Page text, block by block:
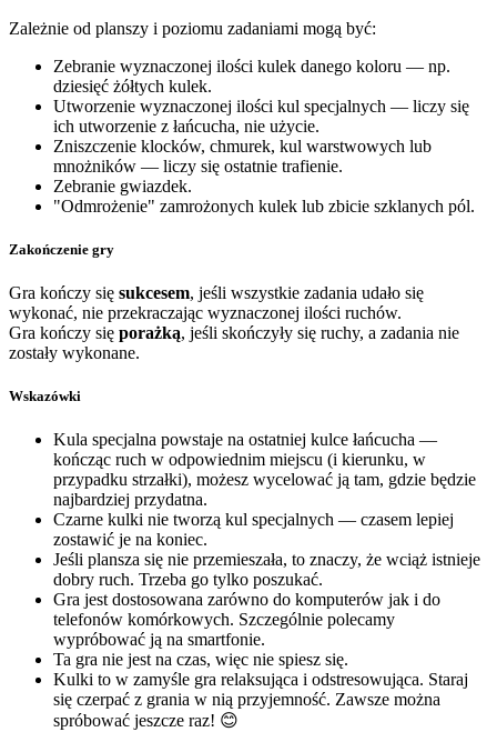
Zależnie od planszy i poziomu zadaniami mogą być:
Zebranie wyznaczonej ilości kulek danego koloru — np.
dziesięć żółtych kulek.
Utworzenie wyznaczonej ilości kul specjalnych — liczy się
ich utworzenie z łańcucha, nie użycie.
Zniszczenie klocków, chmurek, kul warstwowych lub
mnożników — liczy się ostatnie trafienie.
Zebranie gwiazdek.
"Odmrożenie" zamrożonych kulek lub zbicie szklanych pól.
Zakończenie gry
Gra kończy się sukcesem, jeśli wszystkie zadania udało się
wykonać, nie przekraczając wyznaczonej ilości ruchów.
Gra kończy się porażką, jeśli skończyły się ruchy, a zadania nie
zostały wykonane.
Wskazówki
Kula specjalna powstaje na ostatniej kulce łańcucha —
kończąc ruch w odpowiednim miejscu (i kierunku, w
przypadku strzałki), możesz wycelować ją tam, gdzie będzie
najbardziej przydatna.
Czarne kulki nie tworzą kul specjalnych — czasem lepiej
zostawić je na koniec.
Jeśli plansza się nie przemieszała, to znaczy, że wciąż istnieje
dobry ruch. Trzeba go tylko poszukać.
Gra jest dostosowana zarówno do komputerów jak i do
telefonów komórkowych. Szczególnie polecamy
wypróbować ją na smartfonie.
Ta gra nie jest na czas, więc nie spiesz się.
Kulki to w zamyśle gra relaksująca i odstresowująca. Staraj
się czerpać z grania w nią przyjemność. Zawsze można
spróbować jeszcze raz! 😊